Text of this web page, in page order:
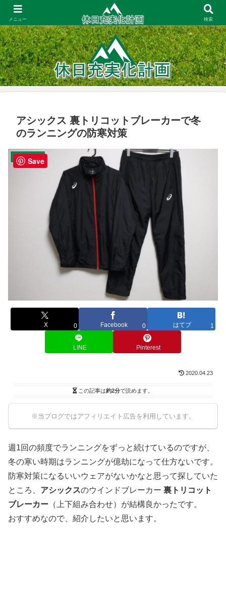
大阪周辺での登山・お出かけ／一人暮らしの家事・節約／コスパ重視の商品レ
ビュー
アシックス 裏トリコットブレーカーで冬
のランニングの防寒対策
ウェア／ギア
X 0 Facebook 0 はてブ 1
LINE Pinterest
2020.04.23
この記事は約2分で読めます。
※当ブログではアフィリエイト広告を利用しています。
週1回の頻度でランニングをずっと続けているのですが、
冬の寒い時期はランニングが億劫になって仕方ないです。
防寒対策になるいいウェアがないかなと思って探していた
ところ、 アシックスのウインドブレーカー 裏トリコット
ブレーカー （上下組み合わせ）が結構良かったです。
おすすめなので、紹介したいと思います。
メニュー 検索
Save